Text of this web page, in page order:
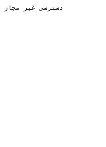
دسترسی غیر مجاز